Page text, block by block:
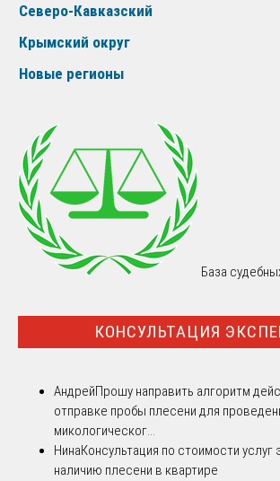
Северо-Кавказский
Крымский округ
Новые регионы
База
КОНСУЛЬТАЦИЯ
АндрейПрошу направить алгоритм
отправке пробы плесени для
микологическог...
НинаКонсультация по стоимости услуг
наличию плесени в квартире